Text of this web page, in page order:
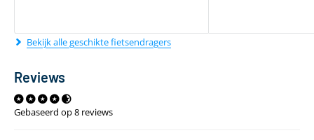
Bekijk alle geschikte fietsendragers
Reviews
Gebaseerd op 8 reviews